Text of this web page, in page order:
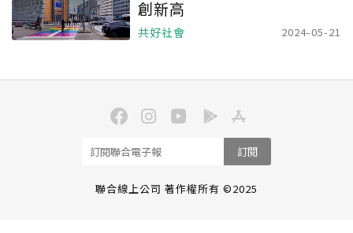
創新高
共好社會 2024-05-21
訂閱
聯合線上公司 著作權所有 ©2025